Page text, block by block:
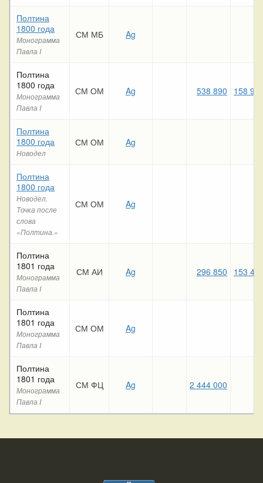
Полтина
1800 года
Монограмма
Павла I
СМ МБ Ag
Полтина
1800 года
Монограмма
Павла I
СМ ОМ Ag 538 890 158
Полтина
1800 года
Новодел
СМ ОМ Ag
Полтина
1800 года
Новодел.
Точка после
слова
«Полтина.»
СМ ОМ Ag
Полтина
1801 года
Монограмма
Павла I
СМ АИ Ag 296 850 153
Полтина
1801 года
Монограмма
Павла I
СМ ОМ Ag
Полтина
1801 года
Монограмма
Павла I
СМ ФЦ Ag 2 444 000